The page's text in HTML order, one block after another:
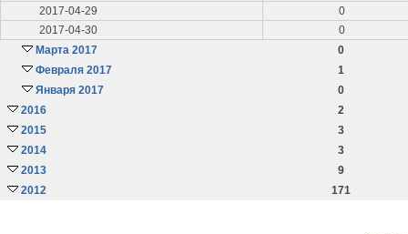
2017-04-29
0
2017-04-30
0
Марта 2017
0
Февраля 2017
1
Января 2017
0
2016
2
2015
3
2014
3
2013
9
2012
171